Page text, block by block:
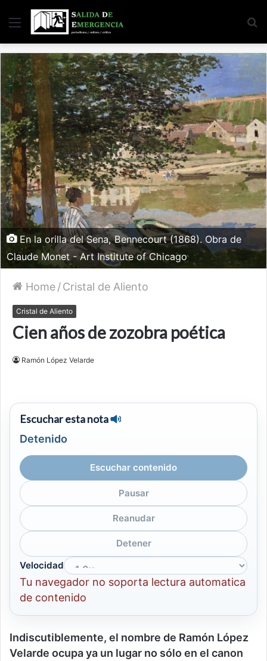
Menu
En la orilla del Sena, Bennecourt (1868). Obra de
Claude Monet - Art Institute of Chicago
Home/Cristal de Aliento
Cristal de Aliento
Cien años de zozobra poética
Ramón López Velarde
Escuchar esta nota
Detenido
Escuchar contenido
Pausar
Reanudar
Detener
Velocidad
Tu navegador no soporta lectura automatica
de contenido
Indiscutiblemente, el nombre de Ramón López
Velarde ocupa ya un lugar no sólo en el canon